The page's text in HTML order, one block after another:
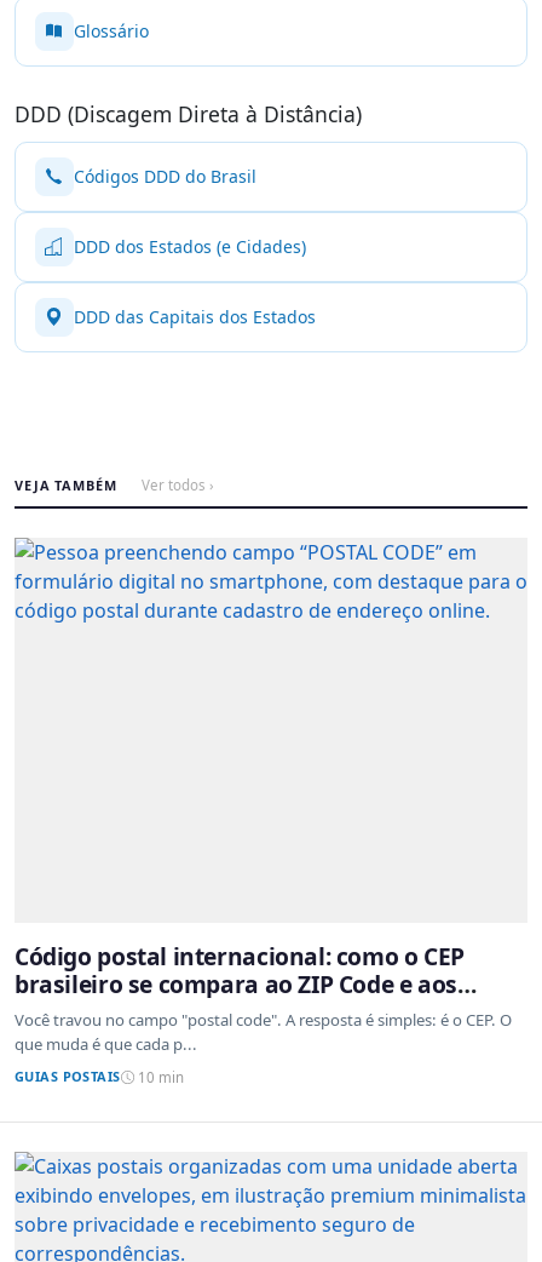
Glossário
DDD (Discagem Direta à Distância)
Códigos DDD do Brasil
DDD dos Estados (e Cidades)
DDD das Capitais dos Estados
VEJA TAMBÉM Ver todos ›
Código postal internacional: como o CEP
brasileiro se compara ao ZIP Code e aos
sistemas de outros países
Você travou no campo "postal code". A resposta é simples: é o CEP. O
que muda é que cada p...
GUIAS POSTAIS 10 min